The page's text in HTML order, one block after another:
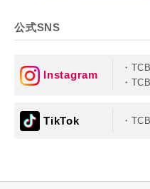
公式SNS
Instagram
TikTok